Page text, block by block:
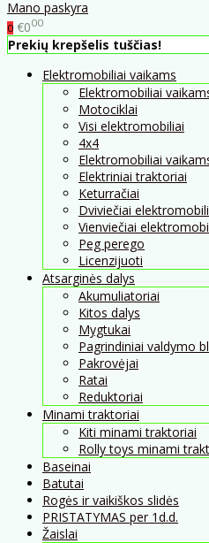
Mano paskyra
0 €000
Prekių krepšelis tuščias!
Elektromobiliai vaikams
Elektromobiliai
Motociklai
Visi elektromobiliai
4x4
Elektromobiliai
Elektriniai traktoriai
Keturračiai
Dviviečiai
Vienviečiai
Peg perego
Licenzijuoti
Atsarginės dalys
Akumuliatoriai
Kitos dalys
Mygtukai
Pagrindiniai valdymo
Pakrovėjai
Ratai
Reduktoriai
Minami traktoriai
Kiti minami traktoriai
Rolly toys minami
Baseinai
Batutai
Rogės ir vaikiškos slidės
PRISTATYMAS per 1d.d.
Žaislai